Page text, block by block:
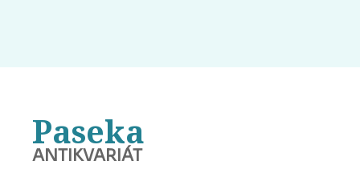
Paseka
ANTIKVARIÁT